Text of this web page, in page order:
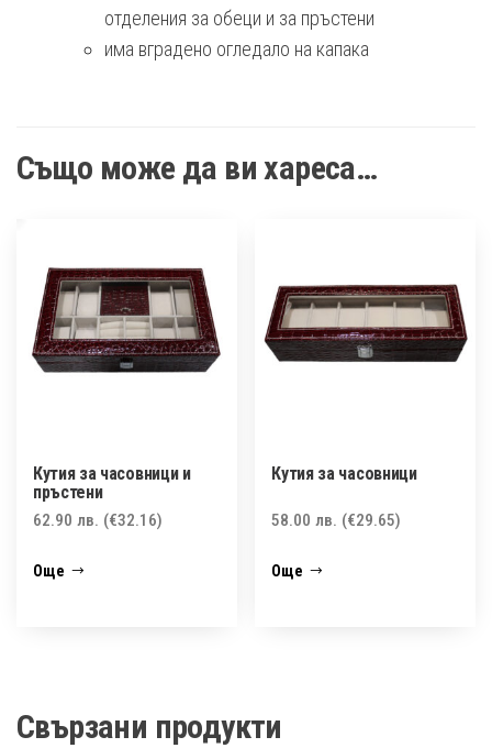
отделения за обеци и за пръстени
има вградено огледало на капака
Също може да ви хареса…
Кутия за часовници и
пръстени
62.90 лв. (€32.16)
Още
Кутия за часовници
58.00лв. (€29.65)
Още
Свързани продукти